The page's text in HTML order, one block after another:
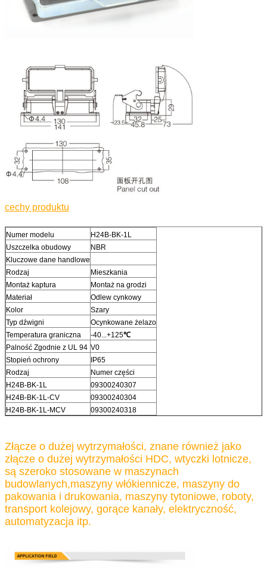
cechy produktu
Numer modelu
H24B-BK-1L
Uszczelka obudowy
NBR
Kluczowe dane handlowe
Rodzaj
Mieszkania
Montaż kaptura
Montaż na grodzi
Materiał
Odlew cynkowy
Kolor
Szary
Typ dźwigni
Ocynkowane żelazo
Temperatura graniczna
-40...+125℃
Palność Zgodnie z UL 94 V0
Stopień ochrony
IP65
Rodzaj
Numer części
H24B-BK-1L
09300240307
H24B-BK-1L-CV
09300240304
H24B-BK-1L-MCV
09300240318
Złącze o dużej wytrzymałości, znane również jako
złącze o dużej wytrzymałości HDC, wtyczki lotnicze,
są szeroko stosowane w maszynach
budowlanych,maszyny włókiennicze, maszyny do
pakowania i drukowania, maszyny tytoniowe, roboty,
transport kolejowy, gorące kanały, elektryczność,
automatyzacja itp.